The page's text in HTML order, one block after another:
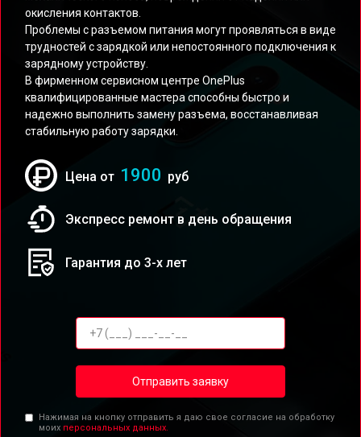
окисления контактов.
Проблемы с разъемом питания могут проявляться в виде
трудностей с зарядкой или непостоянного подключения к
зарядному устройству.
В фирменном сервисном центре OnePlus
квалифицированные мастера способны быстро и
надежно выполнить замену разъема, восстанавливая
стабильную работу зарядки.
Цена от 1900 руб
Экспресс ремонт в день обращения
Гарантия до 3-х лет
Отправить заявку
Нажимая на кнопку отправить я даю свое согласие на обработку
моих персональных данных.